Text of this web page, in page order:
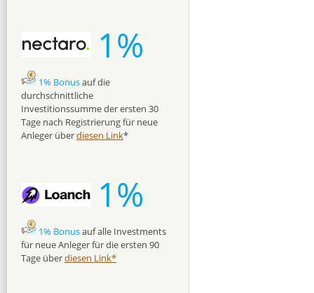
1%
1% Bonusauf die
durchschnittliche
Investitionssumme der ersten 30
Tage nach Registrierung für neue
Anleger überdiesen Link*
1%
1% Bonusauf alle Investments
für neue Anleger für die ersten 90
Tage überdiesen Link*